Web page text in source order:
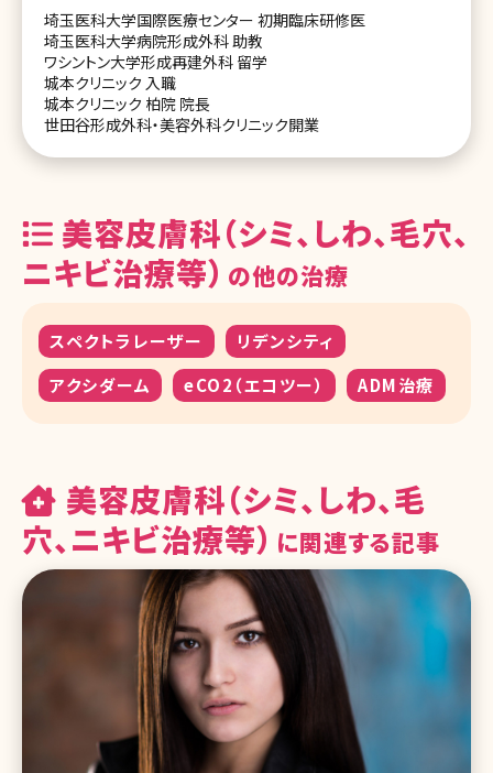
埼玉医科大学国際医療センター 初期臨床研修医
埼玉医科大学病院形成外科 助教
ワシントン大学形成再建外科 留学
城本クリニック 入職
城本クリニック 柏院 院長
世田谷形成外科・美容外科クリニック開業
美容皮膚科（シミ、しわ、毛穴、
ニキビ治療等） の他の治療
スペクトラレーザー
リデンシティ
アクシダーム
eCO2（エコツー） ADM治療
美容皮膚科（シミ、しわ、毛
穴、ニキビ治療等） に関連する記事